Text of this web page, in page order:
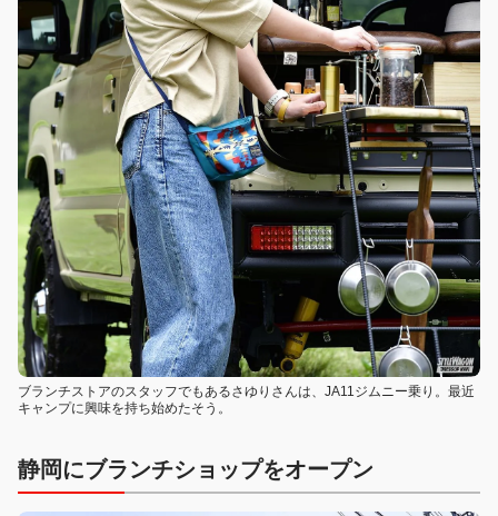
ブランチストアのスタッフでもあるさゆりさんは、JA11ジムニー乗り。最近
キャンプに興味を持ち始めたそう。
静岡にブランチショップをオープン